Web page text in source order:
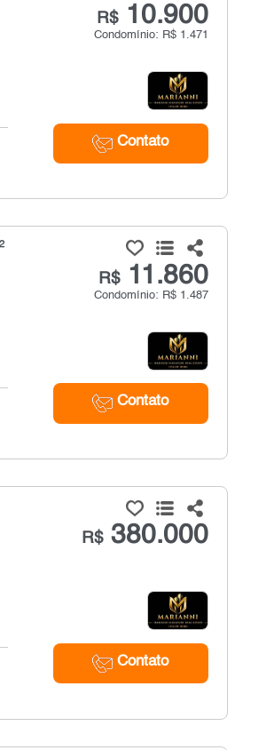
R$10.900
Condomínio: R$ 1.471
Contato
R$11.860
Condomínio: R$ 1.487
Contato
R$380.000
Contato